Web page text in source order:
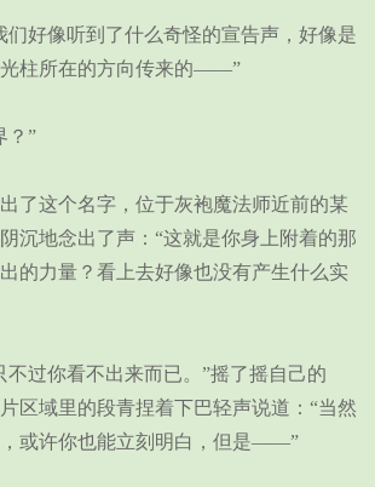
好像听到了什么奇怪的宣告声，好像是
柱所在的方向传来的——”
”
这个名字，位于灰袍魔法师近前的某
沉地念出了声：“这就是你身上附着的那
的力量？看上去好像也没有产生什么实
过你看不出来而已。”摇了摇自己的
区域里的段青捏着下巴轻声说道：“当然
或许你也能立刻明白，但是——”